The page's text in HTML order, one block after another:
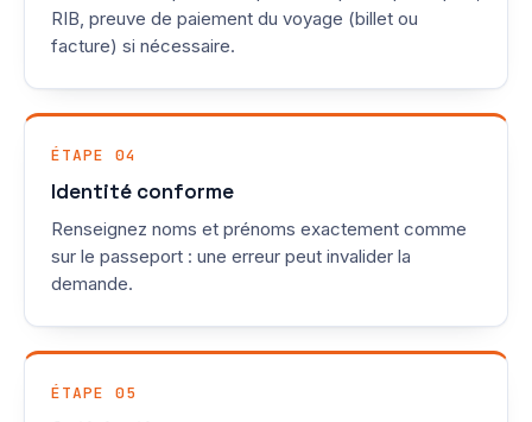
RIB, preuve de paiement du voyage (billet ou
facture) si nécessaire.
ÉTAPE 04
Identité conforme
Renseignez noms et prénoms exactement comme
sur le passeport : une erreur peut invalider la
demande.
ÉTAPE 05